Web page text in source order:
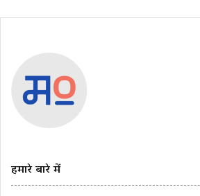
हमारे बारे में